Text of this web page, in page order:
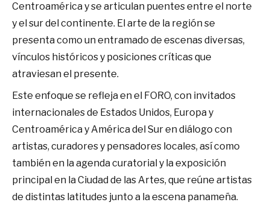
Centroamérica y se articulan puentes entre el norte
y el sur del continente. El arte de la región se
presenta como un entramado de escenas diversas,
vínculos históricos y posiciones críticas que
atraviesan el presente.
Este enfoque se refleja en el FORO, con invitados
internacionales de Estados Unidos, Europa y
Centroamérica y América del Sur en diálogo con
artistas, curadores y pensadores locales, así como
también en la agenda curatorial y la exposición
principal en la Ciudad de las Artes, que reúne artistas
de distintas latitudes junto a la escena panameña.